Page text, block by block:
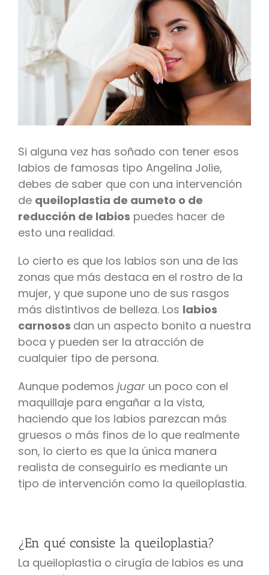
Si alguna vez has soñado con tener esos
labios de famosas tipo Angelina Jolie,
debes de saber que con una intervención
de queiloplastia de aumeto o de
reducción de labios puedes hacer de
esto una realidad.
Lo cierto es que los labios son una de las
zonas que más destaca en el rostro de la
mujer, y que supone uno de sus rasgos
más distintivos de belleza. Los labios
carnosos dan un aspecto bonito a nuestra
boca y pueden ser la atracción de
cualquier tipo de persona.
Aunque podemos jugar un poco con el
maquillaje para engañar a la vista,
haciendo que los labios parezcan más
gruesos o más finos de lo que realmente
son, lo cierto es que la única manera
realista de conseguirlo es mediante un
tipo de intervención como la queiloplastia.
¿En qué consiste la queiloplastia?
La queiloplastia o cirugía de labios es una